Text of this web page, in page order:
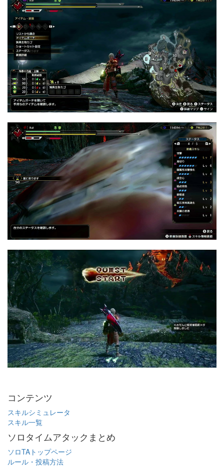
コンテンツ
スキルシミュレータ
スキル一覧
ソロタイムアタックまとめ
ソロTAトップページ
ルール・投稿方法